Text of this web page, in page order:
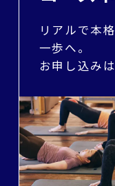
リアルで本
一歩へ。
お申し込み